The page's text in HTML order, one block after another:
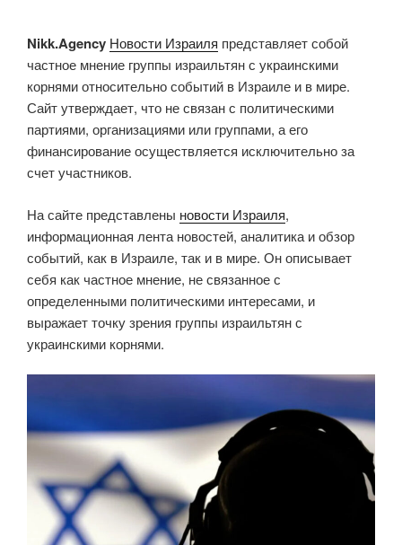
Nikk.Agency Новости Израиля представляет собой
частное мнение группы израильтян с украинскими
корнями относительно событий в Израиле и в мире.
Сайт утверждает, что не связан с политическими
партиями, организациями или группами, а его
финансирование осуществляется исключительно за
счет участников.
На сайте представлены новости Израиля,
информационная лента новостей, аналитика и обзор
событий, как в Израиле, так и в мире. Он описывает
себя как частное мнение, не связанное с
определенными политическими интересами, и
выражает точку зрения группы израильтян с
украинскими корнями.